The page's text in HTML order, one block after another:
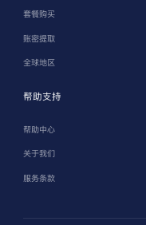
套餐购买
账密提取
全球地区
帮助支持
帮助中心
关于我们
服务条款